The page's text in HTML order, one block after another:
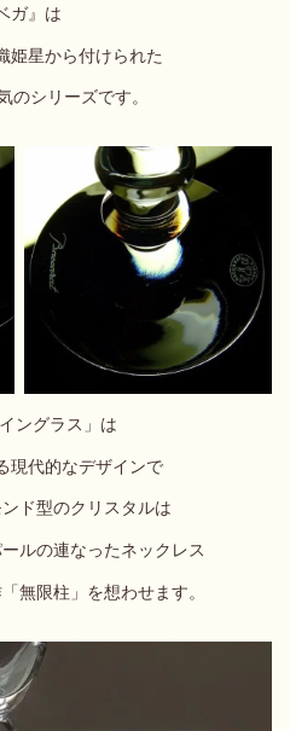
ガ』は
姫星から付けられた
のシリーズです。
ングラス」は
現代的なデザインで
ド型のクリスタルは
ルの連なったネックレス
無限柱」を想わせます。